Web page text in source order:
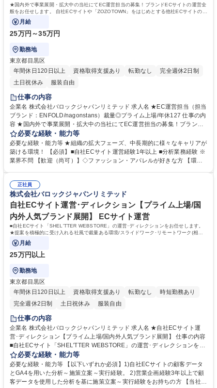
★国内外で事業展開・拡大中の当社にてEC運営担当の募集！ブランドECサイトの運営全
般をお任せします。 自社ECサイトや「ZOZOTOWN」をはじめとする他社ECサイトの運
用に関わる業務です。
月給
25万円～35万円
勤務地
東京都目黒区
年間休日120日以上
資格取得支援あり 転勤なし
完全週休2日制
土日祝休み
服装自由
仕事の内容
企業名 株式会社バロックジャパンリミテッド 求人名 ★EC運営担当（担当
ブランド：ENFOLD/nagonstans）裁量◎プライム上場/年休127 仕事の内
容 ★国内外で事業展開・拡大中の当社にてEC運営担当の募集！ブランド
ECサイトの運営全般をお任せします。 自社ECサイトや「ZOZOTOWN」
をはじめとする他社ECサイトの運用に関わる業務です。 【具体的には】■
売上予算立案進捗管理 ■売上分析、商品分析 ■販促、販売計画立案、実行
■担当ブランドの発注業務、EC限定商材の企画 ■サイト内コンテンツ企画
ッシュ通知 ■商品登録管理、更新 ■商品撮影進行（スケジュール管理や画
像セレクト等） ■在庫管理 等 募集職種 ★EC運営担当（担当ブランド：E
NFOLD/nagonstans）裁量◎プライム上場/年休127
必要な経験・能力等
必要な経験・能力等 ★組織の拡大フェーズ、中長期的に様々なキャリアが
築ける環境！ 【必須】■自社ECサイト運営経験1年以上 ■分析業務経験 ※
業界不問 【歓迎（尚可）】◇ファッション・アパレルが好きな方 【環
ついて】日本に340店舗、中国、アメリカを含めて海外に163店舗、計17
ブランド（2025年2月末）を展開中！安定した経営基盤のもと、SNSを中
心としたOMO戦略等も積極的に進め更なる拡大を目指しています。 学
歴・資格 学歴：大学院 大学 高専 短大 専修学校 高校 語学力： 資格：
正社員
株式会社バロックジャパンリミテッド
自社ECサイト運営･ディレクション【プライム上場/国
内外人気ブランド展開】 ECサイト運営
■自社ECサイト「SHEL'TTER WEBSTORE」の運営･ディレクションをお任せします。
★提案を積極的に受け入れる社風で裁量ある環境/スライドワーク･リモートワーク(相談
可)有/年休127日/福利厚生充実/残業月20時間★
月給
25万円以上
勤務地
東京都目黒区
年間休日120日以上
資格取得支援あり 転勤なし
時短勤務あり
完全週休2日制
土日祝休み 服装自由
仕事の内容
企業名 株式会社バロックジャパンリミテッド 求人名 ★自社ECサイト運
営･ディレクション【プライム上場/国内外人気ブランド展開】 仕事の内容
■自社ECサイト「SHEL'TTER WEBSTORE」の運営･ディレクションをお
任せします。★提案を積極的に受け入れる社風で裁量ある環境/スライドワ
ーク･リモートワーク(相談可)有/年休127日/福利厚生充実/残業月20時間★
ご経験や希望を伺いながら、下記のような担当業務を決定します。 【具体
的には】売上や集客に繋がる施策の立案と実行(進行管理)、アプリ/メルマ
必要な経験・能力等
必要な経験・能力等 【以下いずれか必須】1)自社ECサイトの顧客データ
とGA4を用いた分析～施策立案～実行経験。 2)営業企画経験3年以上で顧
客データを使用した分析を基に施策立案～実行経験をお持ちの方 【当社に